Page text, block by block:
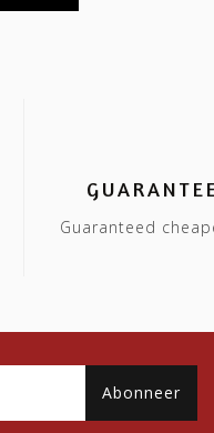
Guaranteed
Abonneer